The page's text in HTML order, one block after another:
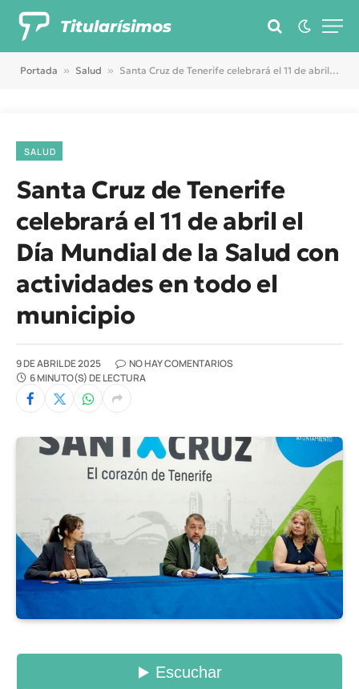
Titularísimos
Portada » Salud » Santa Cruz de Tenerife celebrará el 11 de abril el Día Mundial de la Salud con actividades en todo el municipio
SALUD
Santa Cruz de Tenerife
celebrará el 11 de abril el
Día Mundial de la Salud con
actividades en todo el
municipio
9 DE ABRIL DE 2025
NO HAY COMENTARIOS
6 MINUTO(S) DE LECTURA